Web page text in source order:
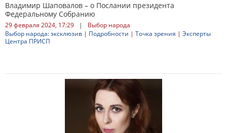
Владимир Шаповалов – о Послании президента
Федеральному Собранию
29 февраля 2024, 17:29 |
Выбор народа
Выбор народа: эксклюзив | Подробности | Точка зрения | Эксперты
Центра ПРИСП